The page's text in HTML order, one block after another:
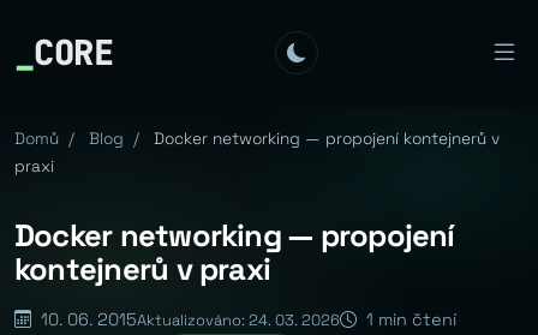
_CORE
Domů / Blog /
Docker networking — propojení kontejnerů v
praxi
Docker networking — propojení
kontejnerů v praxi
10. 06. 2015Aktualizováno: 24. 03. 2026
1 min čtení